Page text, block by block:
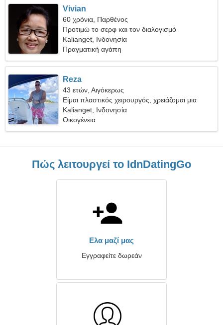
Vivian
60 χρόνια, Παρθένος
Προτιμώ το σερφ και τον διαλογισμό
Kalianget, Ινδονησία
Πραγματική αγάπη
Reza
43 ετών, Αιγόκερως
Είμαι πλαστικός χειρουργός, χρειάζομαι μια
ενεργητική γυναίκα
Kalianget, Ινδονησία
Οικογένεια
Πώς λειτουργεί το IdnDatingGo
Ελα μαζί μας
Εγγραφείτε δωρεάν